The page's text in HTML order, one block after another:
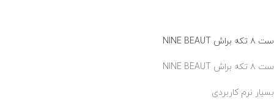
ست ۸ تکه براش NINE BEAUT
ست ۸ تکه براش NINE BEAUT
بسیار نرم کاربردی